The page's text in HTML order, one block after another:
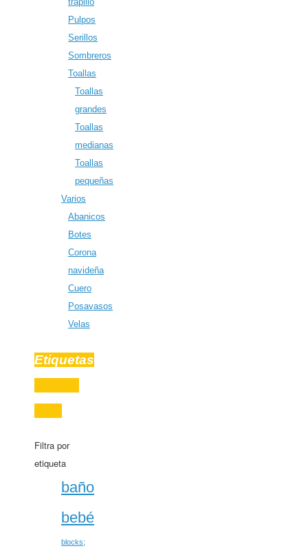
Pulpos
Serillos
Sombreros
Toallas
Toallas
grandes
Toallas
medianas
Toallas
pequeñas
Varios
Abanicos
Botes
Corona
navideña
Cuero
Posavasos
Velas
Etiquetas
Filtra por
etiqueta
baño
bebé
blocks;